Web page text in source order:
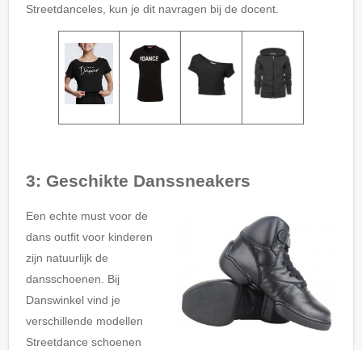
Streetdanceles, kun je dit navragen bij de docent.
3: Geschikte Danssneakers
Een echte must voor de
dans outfit voor kinderen
zijn natuurlijk de
dansschoenen. Bij
Danswinkel vind je
verschillende modellen
Streetdance schoenen